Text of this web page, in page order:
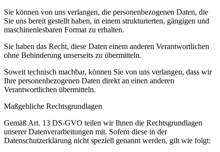
Sie können von uns verlangen, die personenbezogenen Daten, die
Sie uns bereit gestellt haben, in einem strukturierten, gängigen und
maschinenlesbaren Format zu erhalten.
Sie haben das Recht, diese Daten einem anderen Verantwortlichen
ohne Behinderung unserseits zu übermitteln.
Soweit technisch machbar, können Sie von uns verlangen, dass wir
Ihre personenbezogenen Daten direkt an einen anderen
Verantwortlichen übermitteln.
Maßgebliche Rechtsgrundlagen
Gemäß Art. 13 DS-GVO teilen wir Ihnen die Rechtsgrundlagen
unserer Datenverarbeitungen mit. Sofern diese in der
Datenschutzerklärung nicht speziell genannt werden, gilt wie folgt: